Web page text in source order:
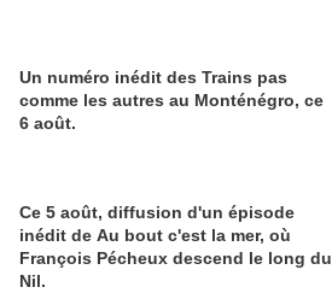
Un numéro inédit des Trains pas
comme les autres au Monténégro, ce
6 août.
Ce 5 août, diffusion d'un épisode
inédit de Au bout c'est la mer, où
François Pécheux descend le long du
Nil.